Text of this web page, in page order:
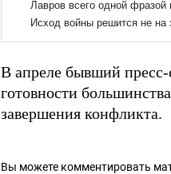
В апреле бывший
готовности
завершения конфликта.
Вы можете комментировать